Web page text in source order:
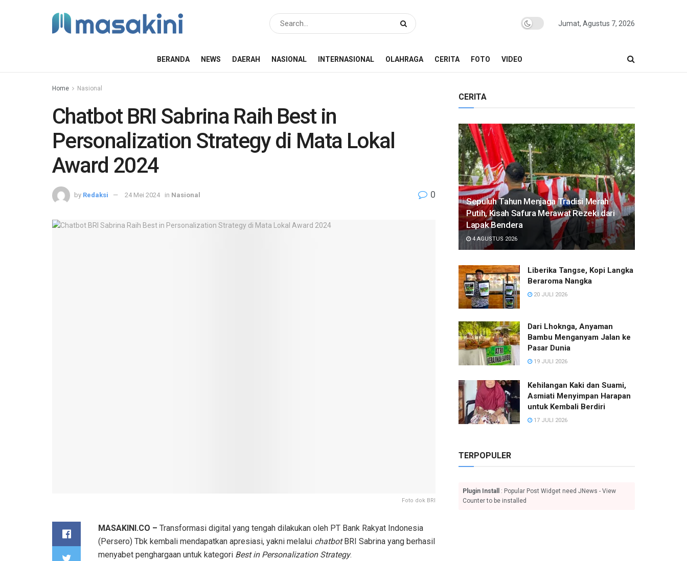
Jumat, Agustus 7, 2026
BERANDA NEWS DAERAH NASIONAL INTERNASIONAL OLAHRAGA CERITA FOTO VIDEO
Home Nasional
Chatbot BRI Sabrina Raih Best in
Personalization Strategy di Mata Lokal
Award 2024
by Redaksi 24 Mei 2024 in Nasional 0
Foto dok BRI
MASAKINI.CO – Transformasi digital yang tengah dilakukan oleh PT Bank Rakyat Indonesia
(Persero) Tbk kembali mendapatkan apresiasi, yakni melalui chatbotBRI Sabrina yang berhasil
menyabet penghargaan untuk kategori Best in Personalization Strategy.
CERITA
Sepuluh Tahun Menjaga Tradisi Merah
Putih, Kisah Safura Merawat Rezeki dari
Lapak Bendera
4 AGUSTUS 2026
Liberika Tangse, Kopi Langka
Beraroma Nangka
20 JULI 2026
Dari Lhoknga, Anyaman
Bambu Menganyam Jalan ke
Pasar Dunia
19 JULI 2026
Kehilangan Kaki dan Suami,
Asmiati Menyimpan Harapan
untuk Kembali Berdiri
17 JULI 2026
TERPOPULER
Plugin Install
: Popular Post Widget need JNews - View
Counter to be installed